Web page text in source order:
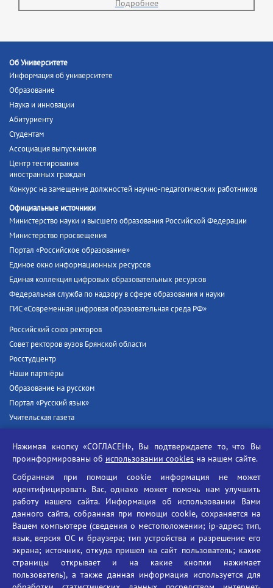
Подробнее
Об Университете
Информация об университете
Образование
Наука и инновации
Абитуриенту
Студентам
Ассоциация выпускников
Центр тестирования
иностранных граждан
Конкурс на замещение должностей научно-педагогических работников
Официальные источники
Министерство науки и высшего образования Российской Федерации
Министерство просвещения
Портал «Российское образование»
Единое окно информационных ресурсов
Единая коллекция цифровых образовательных ресурсов
Федеральная служба по надзору в сфере образования и науки
ГИС «Современная цифровая образовательная среда РФ»
Российский союз ректоров
Совет ректоров вузов Брянской области
Росстудцентр
Наши партнёры
Образование на русском
Портал «Русский язык»
Учительская газета
Единый портал государственных услуг
Противодействие угрозам информационной безопасности
Социальные ролики - Генеральная прокуратура РФ
Противодействие коррупции
БГУ против наркотиков
Брянский государственный университет
имени академика И.Г. Петровского
Время работы: пн-пт 09:00-18:00
Нажимая кнопку «СОГЛАСЕН», Вы подтверждаете то, что Вы
проинформированы об использовании cookies на нашем сайте.
Собранная при помощи cookie информация не может
идентифицировать Вас, однако может помочь нам улучшить
работу нашего сайта. Информация об использовании Вами
данного сайта, собранная при помощи cookie, сохраняется на
Вашем компьютере (сведения о местоположении; ip-адрес; тип,
язык, версия ОС и браузера; тип устройства и разрешение его
экрана; источник, откуда пришел на сайт пользователь; какие
страницы открывает и на какие кнопки нажимает
пользователь), а также данная информация используется для